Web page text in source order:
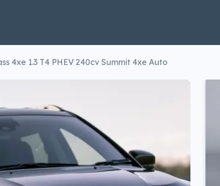
4xe 1.3 T4 PHEV 240cv Summit 4xe Auto